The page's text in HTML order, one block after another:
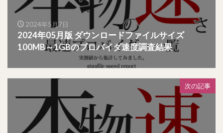
2024年5月7日
2024年05月版 ダウンロードファイルサイズ
100MB～1GBのプロバイダ速度調査結果
次の記事